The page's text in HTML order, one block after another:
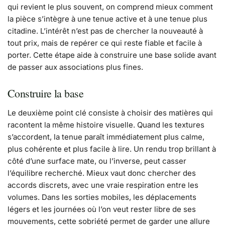
qui revient le plus souvent, on comprend mieux comment
la pièce s’intègre à une tenue active et à une tenue plus
citadine. L’intérêt n’est pas de chercher la nouveauté à
tout prix, mais de repérer ce qui reste fiable et facile à
porter. Cette étape aide à construire une base solide avant
de passer aux associations plus fines.
Construire la base
Le deuxième point clé consiste à choisir des matières qui
racontent la même histoire visuelle. Quand les textures
s’accordent, la tenue paraît immédiatement plus calme,
plus cohérente et plus facile à lire. Un rendu trop brillant à
côté d’une surface mate, ou l’inverse, peut casser
l’équilibre recherché. Mieux vaut donc chercher des
accords discrets, avec une vraie respiration entre les
volumes. Dans les sorties mobiles, les déplacements
légers et les journées où l’on veut rester libre de ses
mouvements, cette sobriété permet de garder une allure